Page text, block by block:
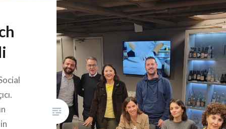
panelinde, Emine Erdem ve
Hayriye Karadeniz ile yer aldık.
İş hayatında uzun süredir yer
alan kişiler olarak, çok yenilik
yaşadık ve en yenisi Yapay…